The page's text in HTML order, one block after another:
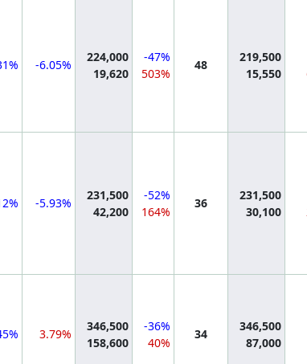
-6.05%
224,000
19,620
-47%
503%
48
219,500
15,550
-5.93%
231,500
42,200
-52%
164%
36
231,500
30,100
3.79%
346,500
158,600
-36%
40%
34
346,500
87,000